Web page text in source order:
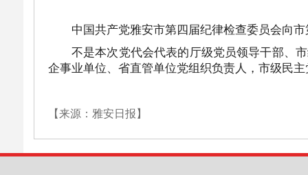
中国共产党雅安市第四届纪律检查委员会向
不是本次党代会代表的厅级党员领导干部、
企事业单位、省直管单位党组织负责人，市级民
【来源：雅安日报】